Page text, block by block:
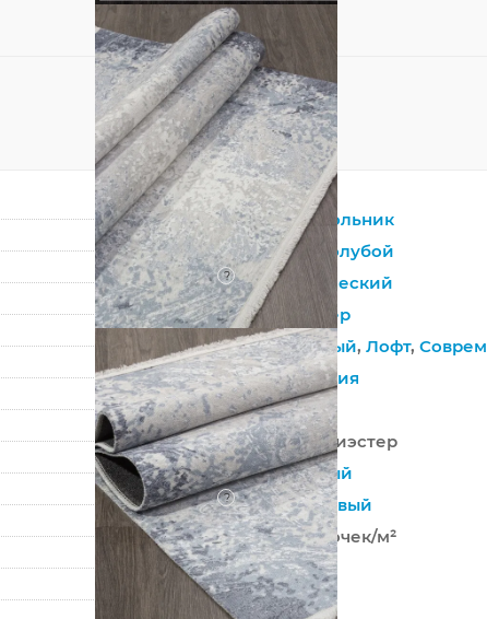
Прямоугольник
Серый , Голубой
?
Синтетический
Полиэстер
Винтажный, Лофт,
Абстракция
Турция
100% Полиэстер
Машинный
?
Безворсовый
166 400 точек/м²
0 мм
1450 г/м²